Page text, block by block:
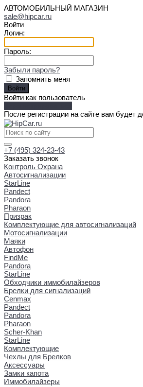
АВТОМОБИЛЬНЫЙ МАГАЗИН
sale@hipcar.ru
Войти
Логин:
Пароль:
Забыли пароль?
Запомнить меня
Войти как пользователь
После регистрации на сайте вам будет
+7 (495) 324-23-43
Заказать звонок
Контроль Охрана
Автосигнализации
StarLine
Pandect
Pandora
Pharaon
Призрак
Комплектующие для автосигнализаций
Мотосигнализации
Маяки
Автофон
FindMe
Pandora
StarLine
Обходчики иммобилайзеров
Брелки для сигнализаций
Cenmax
Pandect
Pandora
Pharaon
Scher-Khan
StarLine
Комплектующие
Чехлы для Брелков
Аксессуары
Замки капота
Иммобилайзеры